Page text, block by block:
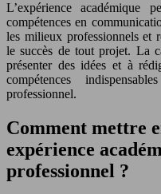
L’expérience académique
compétences en
les milieux professionnels et
le succès de tout projet. La
présenter des idées et à
compétences
professionnel.
Comment mettre
expérience
professionnel ?